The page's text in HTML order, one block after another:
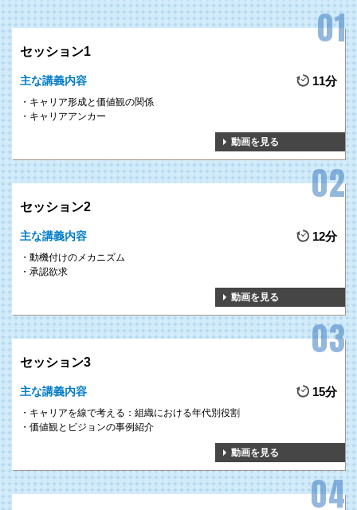
セッション1
主な講義内容 11分
キャリア形成と価値観の関係
キャリアアンカー
動画を見る
セッション2
主な講義内容 12分
動機付けのメカニズム
承認欲求
動画を見る
セッション3
主な講義内容 15分
キャリアを線で考える：組織における年代別役割
価値観とビジョンの事例紹介
動画を見る